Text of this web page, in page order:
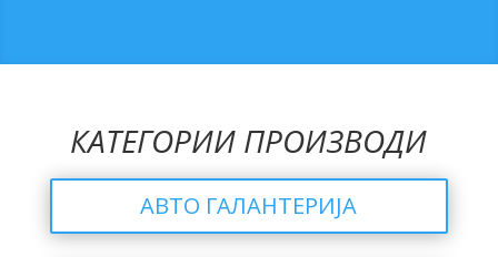
КАТЕГОРИИ ПРОИЗВОДИ
АВТО ГАЛАНТЕРИЈА